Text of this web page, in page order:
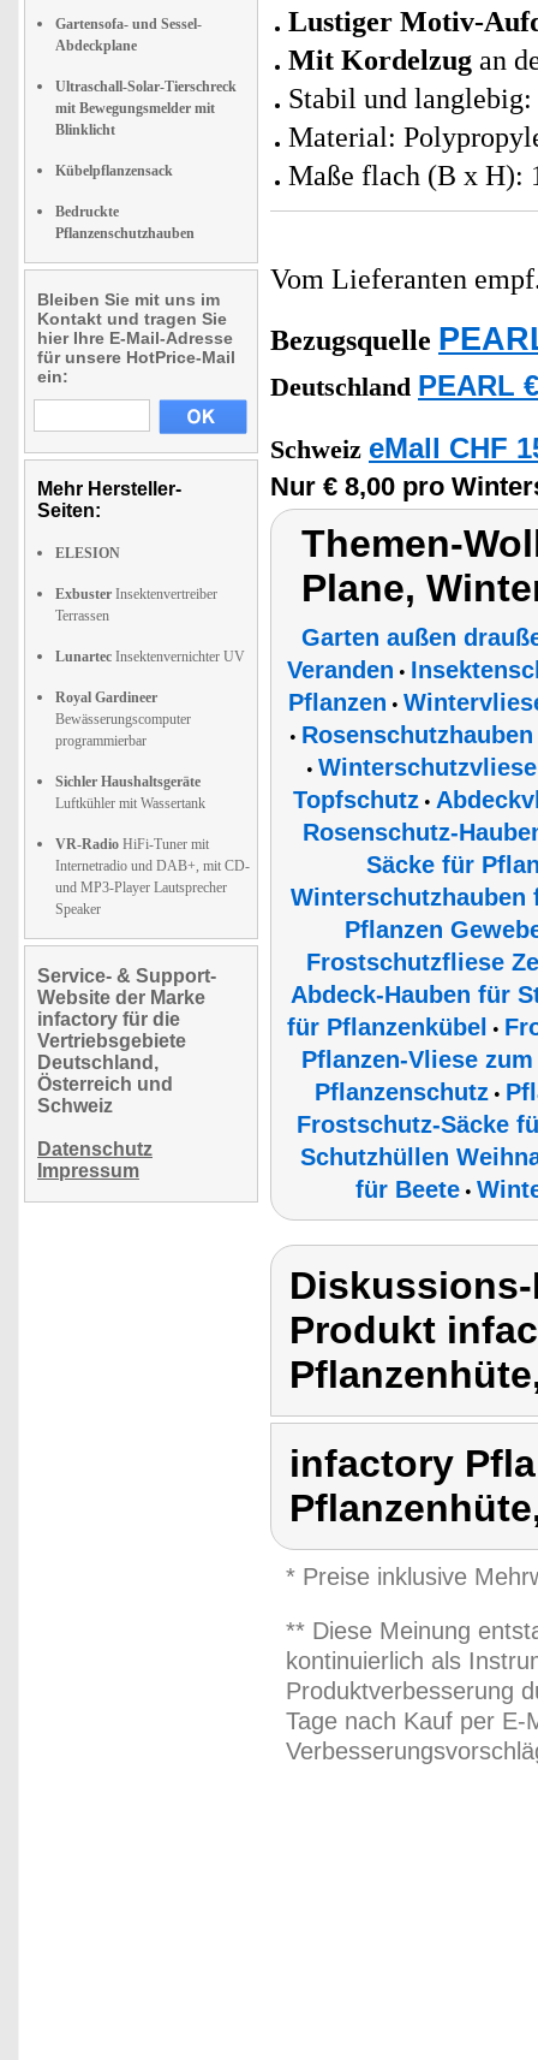
Gartensofa- und Sessel-
Abdeckplane
Ultraschall-Solar-Tierschreck
mit Bewegungsmelder mit
Blinklicht
Kübelpflanzensack
Bedruckte
Pflanzenschutzhauben
Bleiben Sie mit uns im
Kontakt und tragen Sie
hier Ihre E-Mail-Adresse
für unsere HotPrice-Mail
ein:
Mehr Hersteller-
Seiten:
ELESION
Exbuster Insektenvertreiber
Terrassen
Lunartec Insektenvernichter UV
Royal Gardineer
Bewässerungscomputer
programmierbar
Sichler Haushaltsgeräte
Luftkühler mit Wassertank
VR-Radio HiFi-Tuner mit
Internetradio und DAB+, mit CD-
und MP3-Player Lautsprecher
Speaker
Service- & Support-
Website der Marke
infactory für die
Vertriebsgebiete
Deutschland,
Österreich und
Schweiz
Datenschutz
Impressum
Lustiger Motiv-
Mit Kordelzug an
Stabil und
Material:
Maße flach (B x H):
Vom Lieferanten
Bezugsquelle
Deutschland PEARL
Schweiz eMall CHF
Nur € 8,00 pro
Themen-
Plane,
Garten außen
Veranden •
Pflanzen •
• Rosenschutzhauben
• Winterschutzvliese
Topfschutz •
Rosenschutz-
Säcke für
Winterschutzhauben
Pflanzen
Frostschutzfliese
Abdeck-Hauben für
für Pflanzenkübel
•
Pflanzen-Vliese
Pflanzenschutz•
Frostschutz-Säcke
Schutzhüllen
für Beete •
Produkt
infactory
* Preise inklusive
** Diese Meinung
kontinuierlich als
Produktverbesserung
Tage nach Kauf per E-